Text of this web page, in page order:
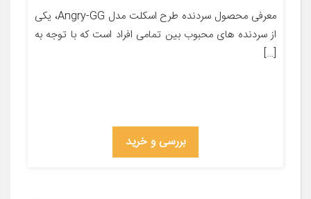
معرفی محصول سردنده طرح اسکلت مدل Angry-GG، یکی
از سردنده های محبوب بین تمامی افراد است که با توجه به
[…]
بررسی و خرید